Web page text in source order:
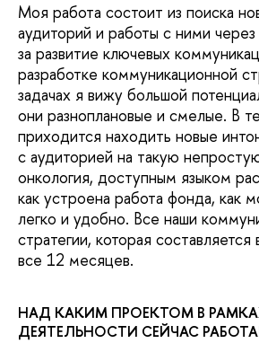
Моя работа состоит из поиска
аудиторий и работы с ними
за развитие ключевых
разработке коммуникационной
задачах я вижу большой
они разноплановые и смелые. В
приходится находить новые
с аудиторией на такую
онкология, доступным языком
как устроена работа фонда, как
легко и удобно. Все наши
стратегии, которая составляется
все 12 месяцев.
НАД КАКИМ ПРОЕКТОМ В
ДЕЯТЕЛЬНОСТИ СЕЙЧАС